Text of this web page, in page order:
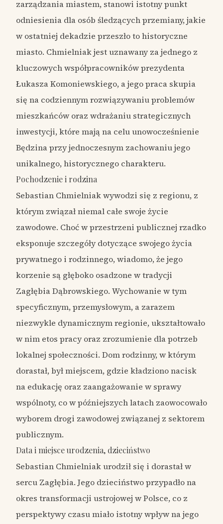
zarządzania miastem, stanowi istotny punkt
odniesienia dla osób śledzących przemiany, jakie
w ostatniej dekadzie przeszło to historyczne
miasto. Chmielniak jest uznawany za jednego z
kluczowych współpracowników prezydenta
Łukasza Komoniewskiego, a jego praca skupia
się na codziennym rozwiązywaniu problemów
mieszkańców oraz wdrażaniu strategicznych
inwestycji, które mają na celu unowocześnienie
Będzina przy jednoczesnym zachowaniu jego
unikalnego, historycznego charakteru.
Pochodzenie i rodzina
Sebastian Chmielniak wywodzi się z regionu, z
którym związał niemal całe swoje życie
zawodowe. Choć w przestrzeni publicznej rzadko
eksponuje szczegóły dotyczące swojego życia
prywatnego i rodzinnego, wiadomo, że jego
korzenie są głęboko osadzone w tradycji
Zagłębia Dąbrowskiego. Wychowanie w tym
specyficznym, przemysłowym, a zarazem
niezwykle dynamicznym regionie, ukształtowało
w nim etos pracy oraz zrozumienie dla potrzeb
lokalnej społeczności. Dom rodzinny, w którym
dorastał, był miejscem, gdzie kładziono nacisk
na edukację oraz zaangażowanie w sprawy
wspólnoty, co w późniejszych latach zaowocowało
wyborem drogi zawodowej związanej z sektorem
publicznym.
Data i miejsce urodzenia, dzieciństwo
Sebastian Chmielniak urodził się i dorastał w
sercu Zagłębia. Jego dzieciństwo przypadło na
okres transformacji ustrojowej w Polsce, co z
perspektywy czasu miało istotny wpływ na jego